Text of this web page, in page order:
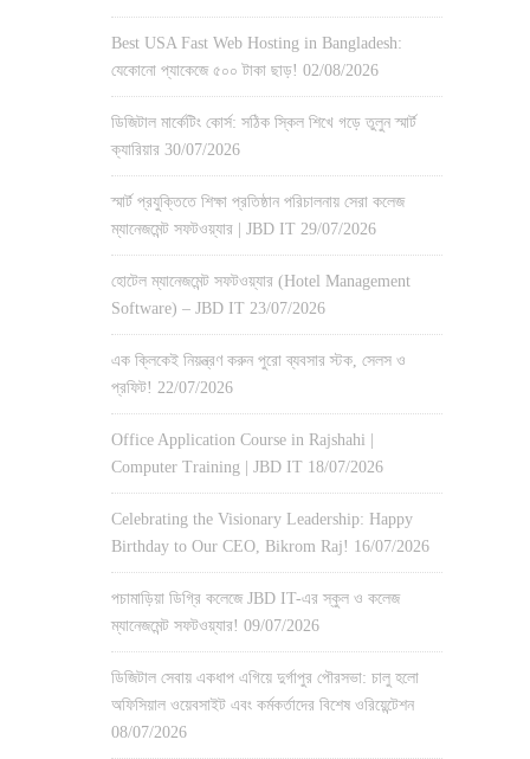
Best USA Fast Web Hosting in Bangladesh:
যেকোনো প্যাকেজে ৫০০ টাকা ছাড়! 02/08/2026
ডিজিটাল মার্কেটিং কোর্স: সঠিক স্কিল শিখে গড়ে তুলুন স্মার্ট
ক্যারিয়ার 30/07/2026
স্মার্ট প্রযুক্তিতে শিক্ষা প্রতিষ্ঠান পরিচালনায় সেরা কলেজ
ম্যানেজমেন্ট সফটওয়্যার | JBD IT 29/07/2026
হোটেল ম্যানেজমেন্ট সফটওয়্যার (Hotel Management
Software) – JBD IT 23/07/2026
এক ক্লিকেই নিয়ন্ত্রণ করুন পুরো ব্যবসার স্টক, সেলস ও
প্রফিট! 22/07/2026
Office Application Course in Rajshahi |
Computer Training | JBD IT 18/07/2026
Celebrating the Visionary Leadership: Happy
Birthday to Our CEO, Bikrom Raj! 16/07/2026
পচামাড়িয়া ডিগ্রি কলেজে JBD IT-এর স্কুল ও কলেজ
ম্যানেজমেন্ট সফটওয়্যার! 09/07/2026
ডিজিটাল সেবায় একধাপ এগিয়ে দুর্গাপুর পৌরসভা: চালু হলো
অফিসিয়াল ওয়েবসাইট এবং কর্মকর্তাদের বিশেষ ওরিয়েন্টেশন
08/07/2026